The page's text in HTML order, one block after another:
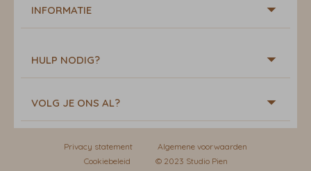
INFORMATIE
HULP NODIG?
VOLG JE ONS AL?
Privacy statement
Algemene voorwaarden
Cookiebeleid
© 2023 Studio Pien